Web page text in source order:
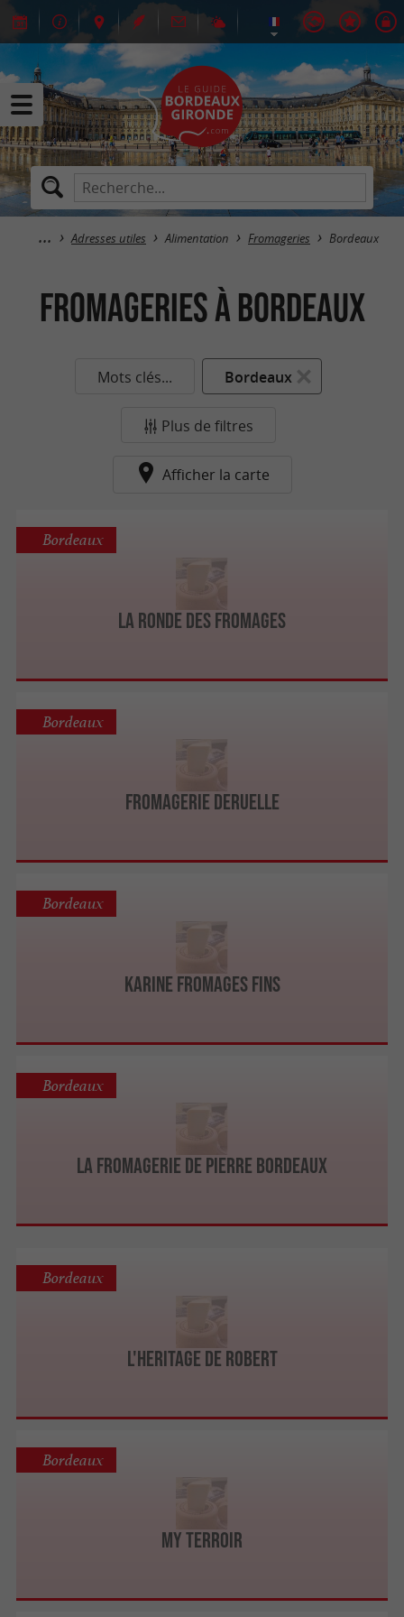
Adresses utiles Alimentation Fromageries Bordeaux
Fromageries à Bordeaux
Mots clés... Bordeaux
Plus de filtres
Afficher la carte
La Ronde des Fromages
Bordeaux
Fromagerie Deruelle
Bordeaux
Karine Fromages Fins
Bordeaux
La Fromagerie de Pierre Bordeaux
Bordeaux
L'heritage de Robert
Bordeaux
My Terroir
Bordeaux